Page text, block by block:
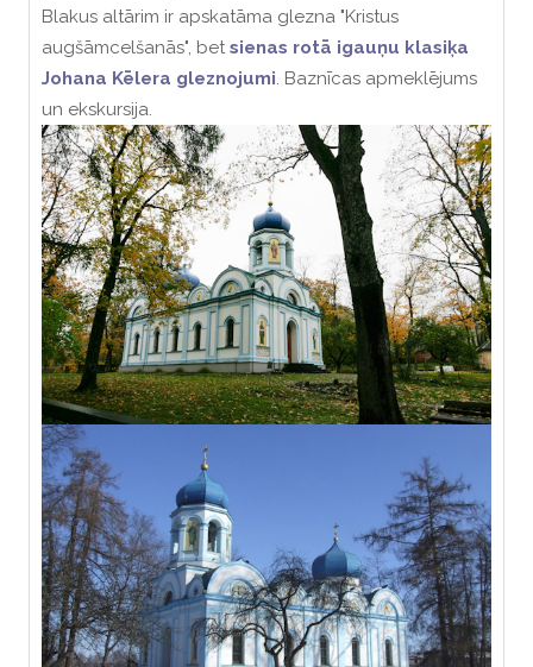
Blakus altārim ir apskatāma glezna "Kristus
augšāmcelšanās", betsienas rotā igauņu klasiķa
Johana Kēlera gleznojumi. Baznīcas apmeklējums
un ekskursija.